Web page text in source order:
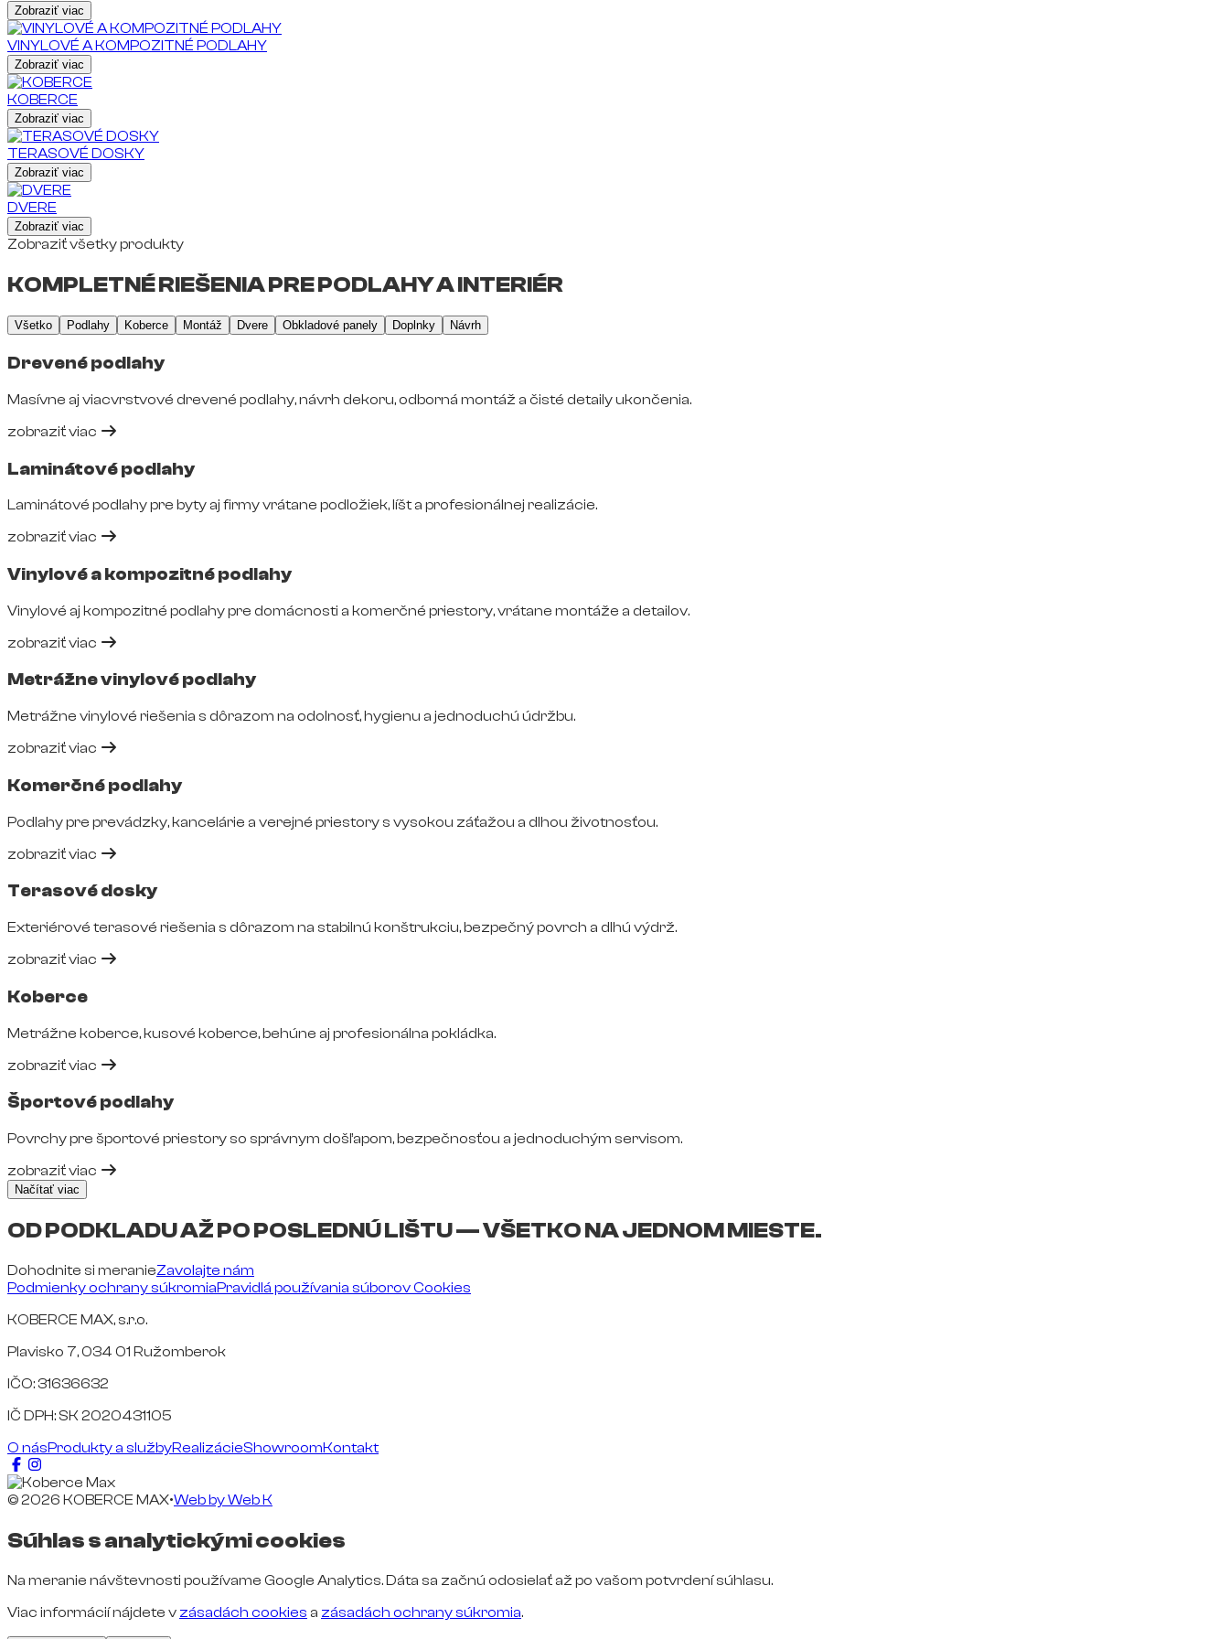
Zobraziť viac
VINYLOVÉ A KOMPOZITNÉ PODLAHY
Zobraziť viac
KOBERCE
Zobraziť viac
TERASOVÉ DOSKY
Zobraziť viac
DVERE
Zobraziť viac
Zobraziť všetky produkty
KOMPLETNÉ RIEŠENIA PRE PODLAHY A INTERIÉR
Všetko Podlahy Koberce Montáž Dvere Obkladové panely Doplnky Návrh
Drevené podlahy
Masívne aj viacvrstvové drevené podlahy, návrh dekoru, odborná montáž a čisté detaily ukončenia.
zobraziť viac
Laminátové podlahy
Laminátové podlahy pre byty aj firmy vrátane podložiek, líšt a profesionálnej realizácie.
zobraziť viac
Vinylové a kompozitné podlahy
Vinylové aj kompozitné podlahy pre domácnosti a komerčné priestory, vrátane montáže a detailov.
zobraziť viac
Metrážne vinylové podlahy
Metrážne vinylové riešenia s dôrazom na odolnosť, hygienu a jednoduchú údržbu.
zobraziť viac
Komerčné podlahy
Podlahy pre prevádzky, kancelárie a verejné priestory s vysokou záťažou a dlhou životnosťou.
zobraziť viac
Terasové dosky
Exteriérové terasové riešenia s dôrazom na stabilnú konštrukciu, bezpečný povrch a dlhú výdrž.
zobraziť viac
Koberce
Metrážne koberce, kusové koberce, behúne aj profesionálna pokládka.
zobraziť viac
Športové podlahy
Povrchy pre športové priestory so správnym došľapom, bezpečnosťou a jednoduchým servisom.
zobraziť viac
Načítať viac
OD PODKLADU AŽ PO POSLEDNÚ LIŠTU — VŠETKO NA JEDNOM MIESTE.
Dohodnite si meranieZavolajte nám
Podmienky ochrany súkromiaPravidlá používania súborov Cookies
KOBERCE MAX, s.r.o.
Plavisko 7, 034 01 Ružomberok
IČO: 31636632
IČ DPH: SK 2020431105
O násProdukty a službyRealizácieShowroomKontakt
© 2026 KOBERCE MAX•Web byWeb K
Súhlas s analytickými cookies
Na meranie návštevnosti používame Google Analytics. Dáta sa začnú odosielať až po vašom potvrdení súhlasu.
Viac informácií nájdete v zásadách cookies a zásadách ochrany súkromia.